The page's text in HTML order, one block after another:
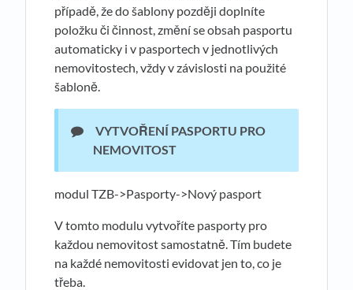
případě, že do šablony později doplníte
položku či činnost, změní se obsah pasportu
automaticky i v pasportech v jednotlivých
nemovitostech, vždy v závislosti na použité
šabloně.
VYTVOŘENÍ PASPORTU PRO
NEMOVITOST
modul TZB->Pasporty->Nový pasport
V tomto modulu vytvoříte pasporty pro
každou nemovitost samostatně. Tím budete
na každé nemovitosti evidovat jen to, co je
třeba.